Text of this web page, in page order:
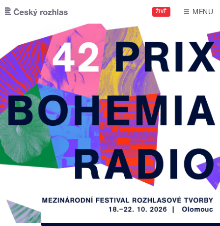
Přejít k hlavnímu obsahu
ŽIVĚ MENU